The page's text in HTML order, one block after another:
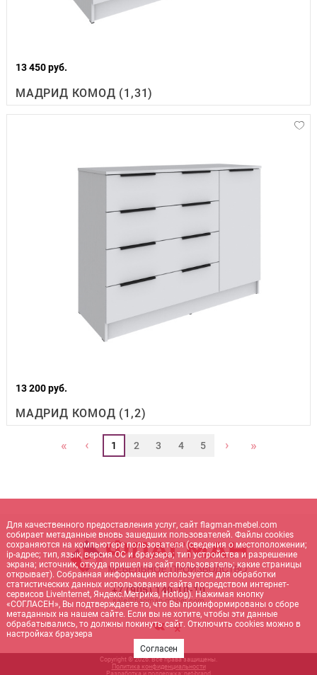
13 450 руб.
МАДРИД КОМОД (1,31)
13 200 руб.
МАДРИД КОМОД (1,2)
« ‹ 1 2 3 4 5 › »
+7 (905) 140-10-10
sale@flagman-mebel.com
Copyright © 2026. Все права защищены.
Политика конфиденциальности
Разработка и поддержка: net- brand
Для качественного предоставления услуг, сайт flagman-mebel.com
собирает метаданные вновь зашедших пользователей. Файлы cookies
сохраняются на компьютере пользователя (сведения о местоположении;
ip-адрес; тип, язык, версия ОС и браузера; тип устройства и разрешение
экрана; источник, откуда пришел на сайт пользователь; какие страницы
открывает). Собранная информация используется для обработки
статистических данных использования сайта посредством интернет-
сервисов LiveInternet, Яндекс.Метрика, Hotlog). Нажимая кнопку
«СОГЛАСЕН», Вы подтверждаете то, что Вы проинформированы о сборе
метаданных на нашем сайте. Если вы не хотите, чтобы эти данные
обрабатывались, то должны покинуть сайт. Отключить cookies можно в
настройках браузера
Согласен